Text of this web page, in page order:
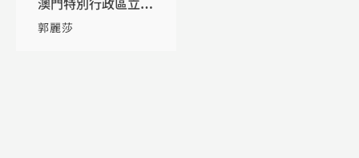
體制研究
郭麗莎